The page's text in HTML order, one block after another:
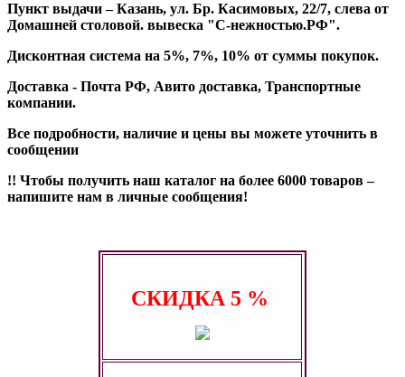
Пункт выдачи – Казань, ул. Бр. Касимовых, 22/7, слева от
Домашней столовой. вывеска "С-нежностью.РФ".
Дисконтная система на 5%, 7%, 10% от суммы покупок.
Доставка - Почта РФ, Авито доставка, Транспортные
компании.
Все подробности, наличие и цены вы можете уточнить в
сообщении
!! Чтобы получить наш каталог на более 6000 товаров –
напишите нам в личные сообщения!
СКИДКА 5 %